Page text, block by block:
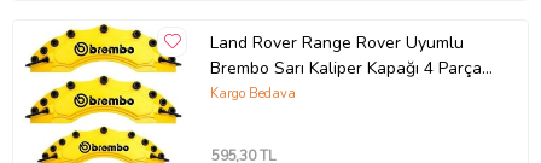
Bu ürün, mevcut parçanın üzerine geçirilerek veya yapıştırılarak
monte edilir. Montaj için çift taraflı bant veya silikon kullanılması
önerilir. Orijinal parçayı sökmenize gerek yoktur.
Paket İçeriği
Ön arka olarak 2 büyük 2 küçük toplamda 4 adet gönderilir.
:Kaliper Kapağı (Ön arka olarak 2 büyük 2 küçük toplamda 4 adet
Land Rover Range Rover Uyumlu
Brembo Sarı Kaliper Kapağı 4 Parça
Ön Arka Set (Karışık)
Kargo Bedava
595,30 TL